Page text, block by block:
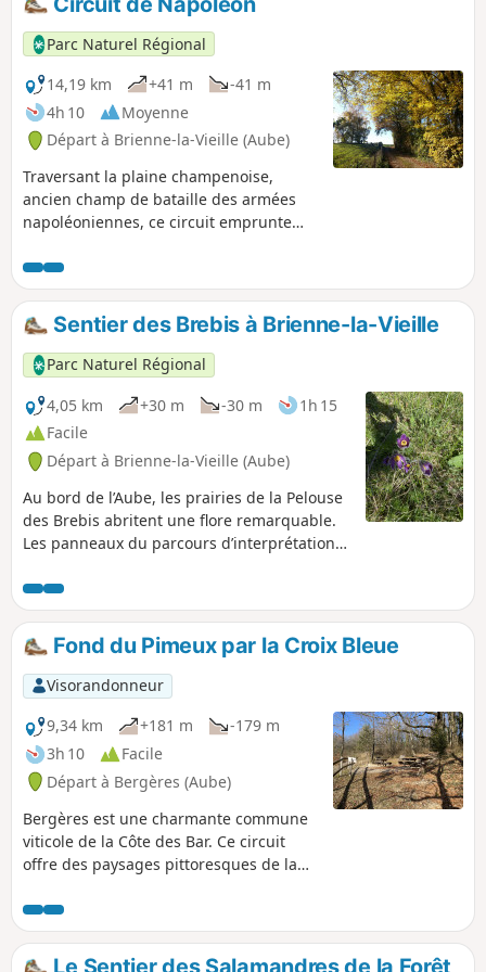
Parc Naturel Régional
14,19 km
+41 m
-41 m
4h 10
Moyenne
Départ à Brienne-la-Vieille (Aube)
Traversant la plaine champenoise,
ancien champ de bataille des armées
napoléoniennes, ce circuit emprunte
ancienne voie ferrée mais aussi les
bords de l’Aube ou un chemin en balcon
sur le lac d’Amance.
Sentier des Brebis à Brienne-la-Vieille
Parc Naturel Régional
4,05 km
+30 m -30 m
1h 15
Facile
Départ à Brienne-la-Vieille (Aube)
Au bord de l’Aube, les prairies de la Pelouse
des Brebis abritent une flore remarquable.
Les panneaux du parcours d’interprétation
cet espace naturel préservé et classé Natura
2000.
Fond du Pimeux par la Croix Bleue
Visorandonneur
9,34 km
+181 m
-179 m
3h 10
Facile
Départ à Bergères (Aube)
Bergères est une charmante commune
viticole de la Côte des Bar. Ce circuit
offre des paysages pittoresques de la
vignes, champs, landes et forêts. D'avril
à juin, de magnifiques orchidées
fleurissent sur les terres calcicoles de la
Le Sentier des Salamandres de la Forêt